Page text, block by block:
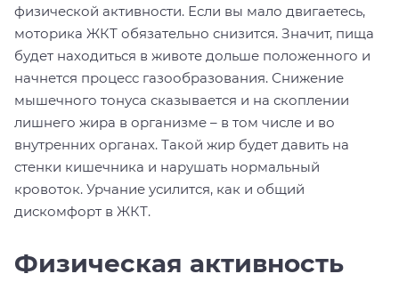
физической активности. Если вы мало двигаетесь,
моторика ЖКТ обязательно снизится. Значит, пища
будет находиться в животе дольше положенного и
начнется процесс газообразования. Снижение
мышечного тонуса сказывается и на скоплении
лишнего жира в организме – в том числе и во
внутренних органах. Такой жир будет давить на
стенки кишечника и нарушать нормальный
кровоток. Урчание усилится, как и общий
дискомфорт в ЖКТ.
Физическая активность